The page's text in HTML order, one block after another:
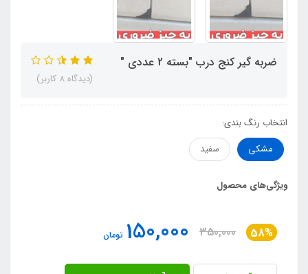
ضربه گیر کنج درب "بسته 2 عددی "
(دیدگاه 8 کاربر)
انتخاب رنگ بندی:
مشکی
سفید
ویژگی‌های محصول
58%
350,000
150,000 تومان